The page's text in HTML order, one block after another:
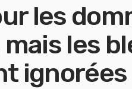
les
les
ignorées